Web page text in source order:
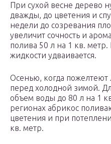
При сухой весне дерево
дважды, до цветения и
недели до созревания
увеличит сочность и
полива 50 л на 1 кв.
жидкости удваивается.
Осенью, когда пожелтеют
перед холодной зимой.
объем воды до 80 л на 1
регионах абрикос
цветения и при
кв. метр.